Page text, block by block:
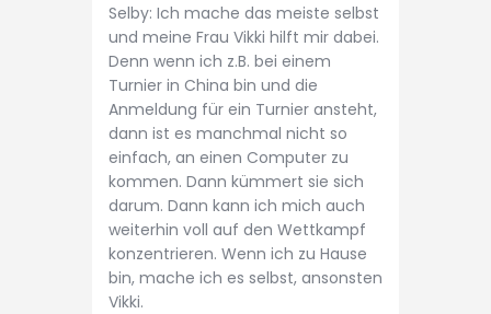
Selby: Ich mache das meiste selbst
und meine Frau Vikki hilft mir dabei.
Denn wenn ich z.B. bei einem
Turnier in China bin und die
Anmeldung für ein Turnier ansteht,
dann ist es manchmal nicht so
einfach, an einen Computer zu
kommen. Dann kümmert sie sich
darum. Dann kann ich mich auch
weiterhin voll auf den Wettkampf
konzentrieren. Wenn ich zu Hause
bin, mache ich es selbst, ansonsten
Vikki.